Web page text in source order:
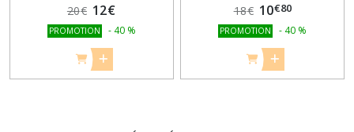
20€ 12€
PROMOTION - 40 %
18€ 10€80
PROMOTION - 40 %